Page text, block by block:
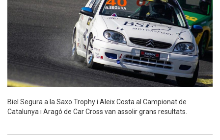
Biel Segura a la Saxo Trophy i Aleix Costa al Campionat de
Catalunya i Aragó de Car Cross van assolir grans resultats.